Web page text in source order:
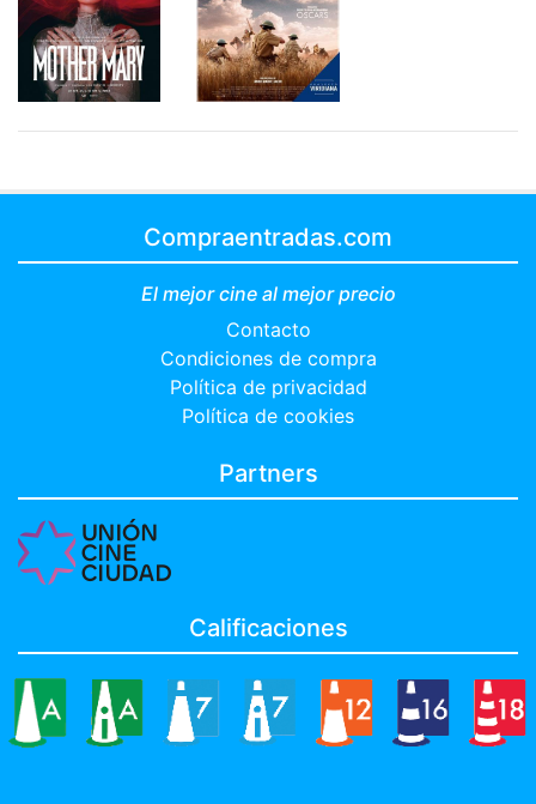
Compraentradas.com
El mejor cine al mejor precio
Contacto
Condiciones de compra
Política de privacidad
Política de cookies
Partners
Calificaciones